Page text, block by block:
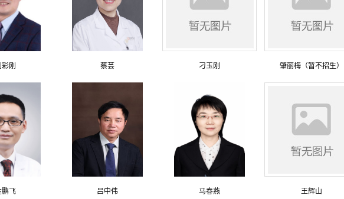
刚 蔡芸 刁玉刚 肇丽梅（暂不招生）
鹏飞 吕中伟 马春燕 王辉山